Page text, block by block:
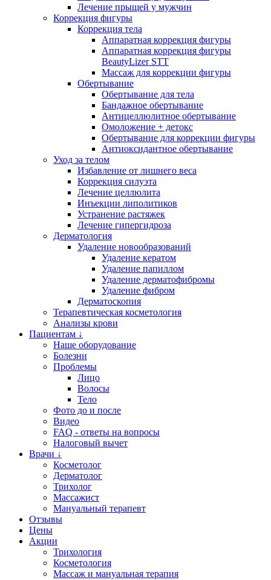
Лечение прыщей у мужчин
Коррекция фигуры
Коррекция тела
Аппаратная коррекция фигуры
Аппаратная коррекция фигуры
BeautyLizer STT
Массаж для коррекции фигуры
Обертывание
Обертывание для тела
Бандажное обертывание
Антицеллюлитное обертывание
Омоложение + детокс
Обертывание для коррекции фигуры
Антиоксидантное обертывание
Уход за телом
Избавление от лишнего веса
Коррекция силуэта
Лечение целлюлита
Инъекции липолитиков
Устранение растяжек
Лечение гипергидроза
Дерматология
Удаление новообразований
Удаление кератом
Удаление папиллом
Удаление дерматофибромы
Удаление фибром
Дерматоскопия
Терапевтическая косметология
Анализы крови
Пациентам ↓
Наше оборудование
Болезни
Проблемы
Лицо
Волосы
Тело
Фото до и после
Видео
FAQ - ответы на вопросы
Налоговый вычет
Врачи ↓
Косметолог
Дерматолог
Трихолог
Массажист
Мануальный терапевт
Отзывы
Цены
Акции
Трихология
Косметология
Массаж и мануальная терапия